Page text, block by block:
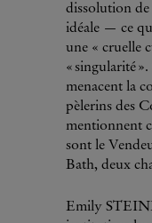
dissolution
idéale — ce
une « cruelle
« singularité
menacent la
pèlerins des
mentionnent
sont le
Bath, deux
Emily